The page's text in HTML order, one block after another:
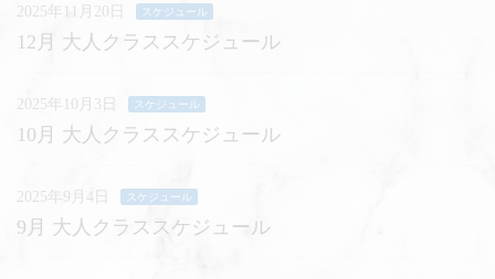
2025年11月20日 スケジュール
12月 大人クラススケジュール
2025年10月3日 スケジュール
10月 大人クラススケジュール
2025年9月4日 スケジュール
9月 大人クラススケジュール